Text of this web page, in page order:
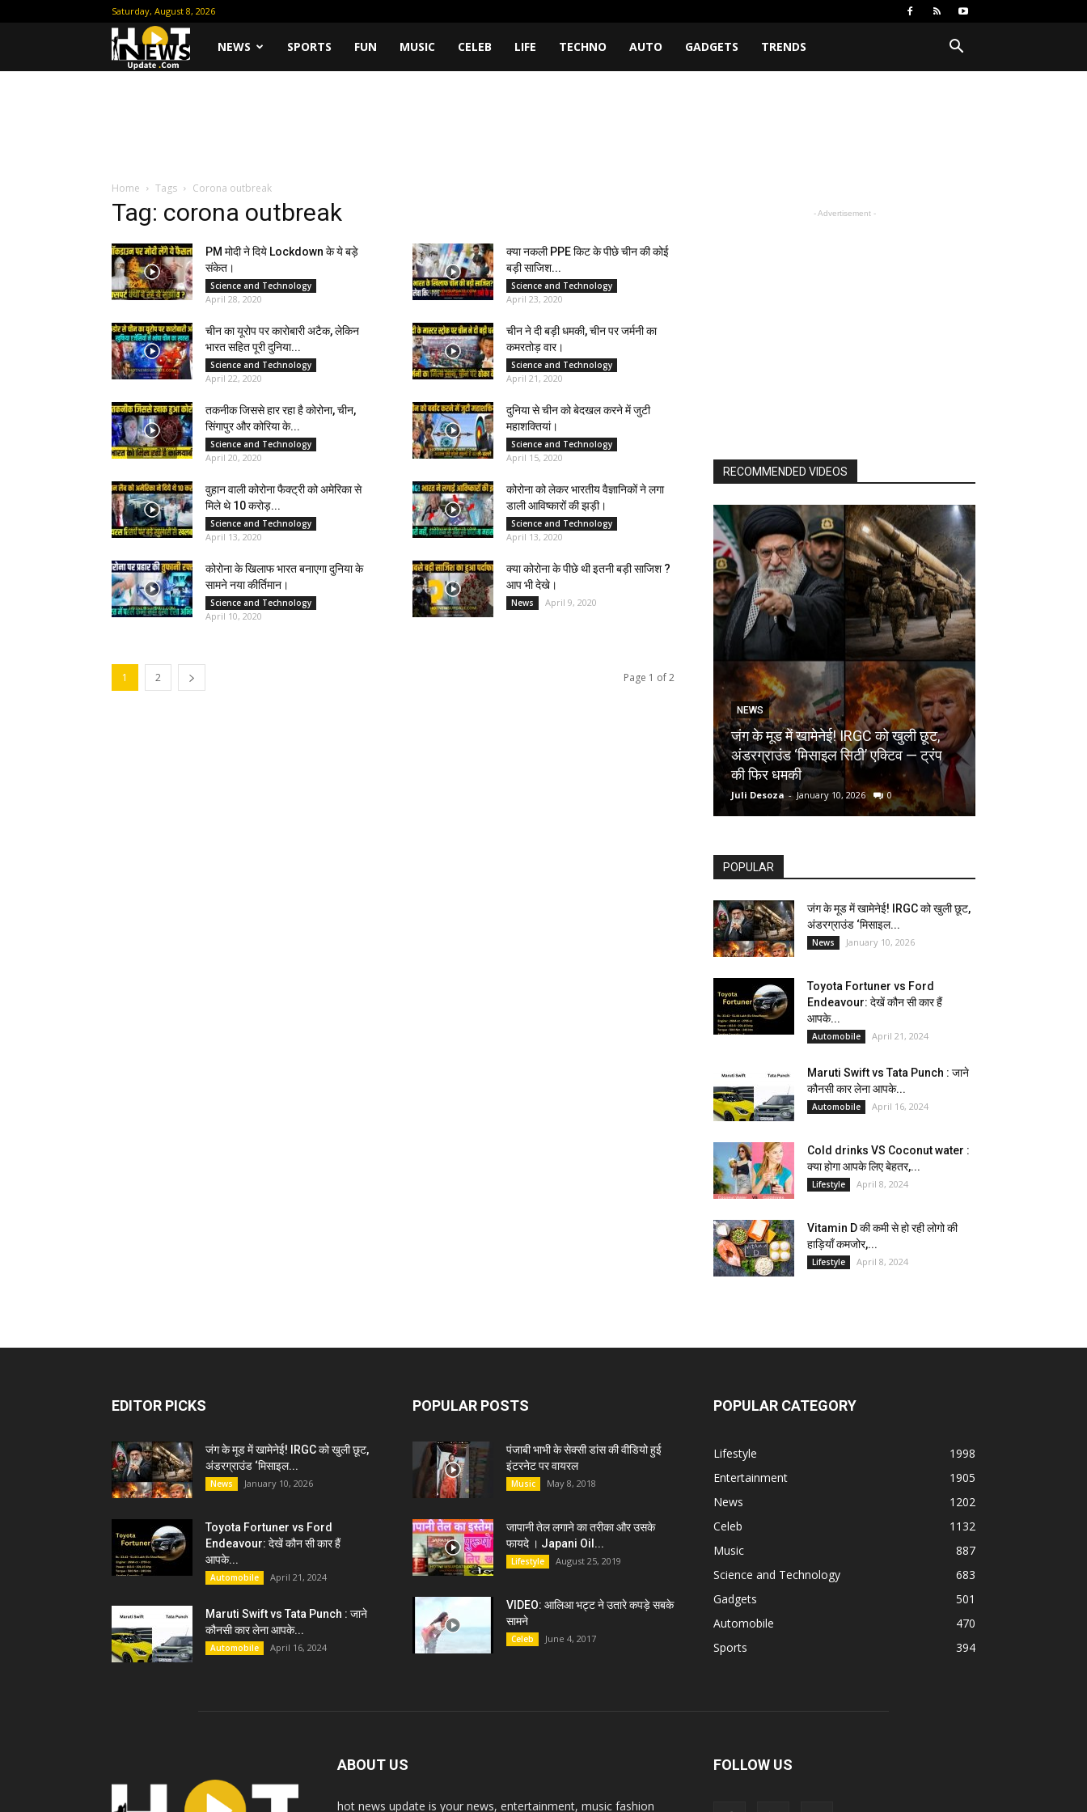
Saturday, August 8, 2026
HotNEWS SPORTS FUN MUSIC CELEB LIFE TECHNO AUTO GADGETS TRENDS
Home Tags Corona outbreak
Tag: corona outbreak
PM मोदी ने दिये Lockdown के ये बड़े
संकेत।
Science and Technology
April 28, 2020
क्या नकली PPE किट के पीछे चीन की कोई
बड़ी साजिश...
Science and Technology
April 23, 2020
चीन का यूरोप पर कारोबारी अटैक, लेकिन
भारत सहित पूरी दुनिया...
Science and Technology
April 22, 2020
चीन ने दी बड़ी धमकी, चीन पर जर्मनी का
कमरतोड़ वार।
Science and Technology
April 21, 2020
तकनीक जिससे हार रहा है कोरोना, चीन,
सिंगापुर और कोरिया के...
Science and Technology
April 20, 2020
दुनिया से चीन को बेदखल करने में जुटी
महाशक्तियां।
Science and Technology
April 15, 2020
वुहान वाली कोरोना फैक्ट्री को अमेरिका से
मिले थे 10 करोड़...
Science and Technology
April 13, 2020
कोरोना को लेकर भारतीय वैज्ञानिकों ने लगा
डाली आविष्कारों की झड़ी।
Science and Technology
April 13, 2020
कोरोना के खिलाफ भारत बनाएगा दुनिया के
सामने नया कीर्तिमान।
Science and Technology
April 10, 2020
क्या कोरोना के पीछे थी इतनी बड़ी साजिश ?
आप भी देखे।
News April 9, 2020
1 2 Page 1 of 2
- Advertisement -
RECOMMENDED VIDEOS
NEWS
जंग के मूड में खामेनेई! IRGC को खुली छूट,
अंडरग्राउंड ‘मिसाइल सिटी’ एक्टिव — ट्रंप
की फिर धमकी
Juli Desoza - January 10, 2026 0
POPULAR
जंग के मूड में खामेनेई! IRGC को खुली छूट,
अंडरग्राउंड ‘मिसाइल...
News January 10, 2026
Toyota Fortuner vs Ford
Endeavour: देखें कौन सी कार हैं
आपके...
Automobile April 21, 2024
Maruti Swift vs Tata Punch : जाने
कौनसी कार लेना आपके...
Automobile April 16, 2024
Cold drinks VS Coconut water :
क्या होगा आपके लिए बेहतर,...
Lifestyle April 8, 2024
Vitamin D की कमी से हो रही लोगो की
हाड़ियाँ कमजोर,...
Lifestyle April 8, 2024
EDITOR PICKS
जंग के मूड में खामेनेई! IRGC को खुली छूट,
अंडरग्राउंड ‘मिसाइल...
News January 10, 2026
Toyota Fortuner vs Ford
Endeavour: देखें कौन सी कार हैं
आपके...
Automobile April 21, 2024
Maruti Swift vs Tata Punch : जाने
कौनसी कार लेना आपके...
Automobile April 16, 2024
POPULAR POSTS
पंजाबी भाभी के सेक्सी डांस की वीडियो हुई
इंटरनेट पर वायरल
Music May 8, 2018
जापानी तेल लगाने का तरीका और उसके
फायदे । Japani Oil...
Lifestyle August 25, 2019
VIDEO: आलिआ भट्ट ने उतारे कपड़े सबके
सामने
Celeb June 4, 2017
POPULAR CATEGORY
Lifestyle
1998
Entertainment
1905
News
1202
Celeb
1132
Music
887
Science and Technology
683
Gadgets
501
Automobile
470
Sports
394
ABOUT US
hot news update is your news, entertainment, music fashion
FOLLOW US